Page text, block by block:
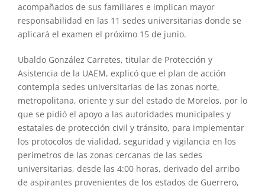
acompañados de sus familiares e implican mayor
responsabilidad en las 11 sedes universitarias donde se
aplicará el examen el próximo 15 de junio.
Ubaldo González Carretes, titular de Protección y
Asistencia de la UAEM, explicó que el plan de acción
contempla sedes universitarias de las zonas norte,
metropolitana, oriente y sur del estado de Morelos, por lo
que se pidió el apoyo a las autoridades municipales y
estatales de protección civil y tránsito, para implementar
los protocolos de vialidad, seguridad y vigilancia en los
perímetros de las zonas cercanas de las sedes
universitarias, desde las 4:00 horas, derivado del arribo
de aspirantes provenientes de los estados de Guerrero,